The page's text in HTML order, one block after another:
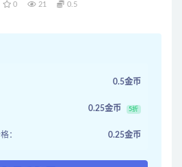
0 21 0.5
0.5金币
0.25金币 5折
： 0.25金币